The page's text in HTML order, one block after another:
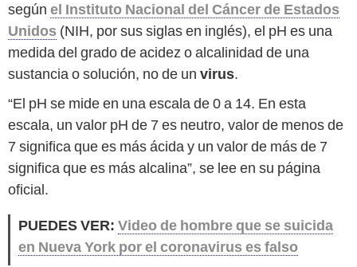
según el Instituto Nacional del Cáncer de Estados
Unidos (NIH, por sus siglas en inglés), el pH es una
medida del grado de acidez o alcalinidad de una
sustancia o solución, no de un virus.
“El pH se mide en una escala de 0 a 14. En esta
escala, un valor pH de 7 es neutro, valor de menos de
7 significa que es más ácida y un valor de más de 7
significa que es más alcalina”, se lee en su página
oficial.
PUEDES VER: Video de hombre que se suicida
en Nueva York por el coronavirus es falso